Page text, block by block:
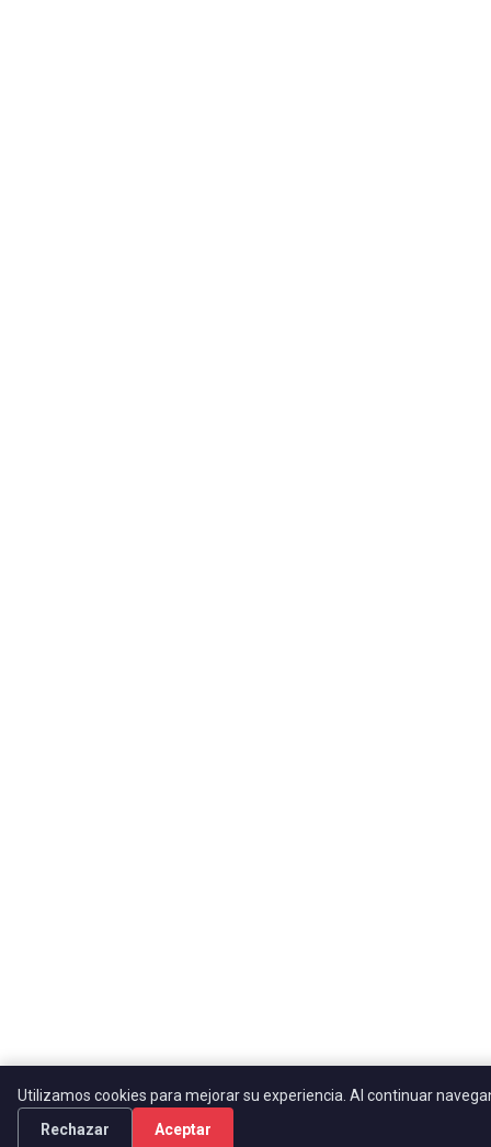
Utilizamos cookies para mejorar su experiencia. Al continuar
Rechazar
Aceptar